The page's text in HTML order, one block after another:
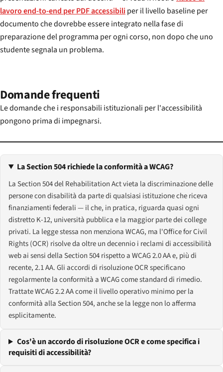
lavoro end-to-end per PDF accessibiliper il livello baseline per
documento che dovrebbe essere integrato nella fase di
preparazione del programma per ogni corso, non dopo che uno
studente segnala un problema.
Domande frequenti
Le domande che i responsabili istituzionali per l'accessibilità
pongono prima di impegnarsi.
La Section 504 richiede la conformità a WCAG?
La Section 504 del Rehabilitation Act vieta la discriminazione delle
persone con disabilità da parte di qualsiasi istituzione che riceva
finanziamenti federali — il che, in pratica, riguarda quasi ogni
distretto K-12, università pubblica e la maggior parte dei college
privati. La legge stessa non menziona WCAG, ma l'Office for Civil
Rights (OCR) risolve da oltre un decennio i reclami di accessibilità
web ai sensi della Section 504 rispetto a WCAG 2.0 AA e, più di
recente, 2.1 AA. Gli accordi di risoluzione OCR specificano
regolarmente la conformità a WCAG come standard di rimedio.
Trattate WCAG 2.2 AA come il livello operativo minimo per la
conformità alla Section 504, anche se la legge non lo afferma
esplicitamente.
Cos'è un accordo di risoluzione OCR e come specifica i
requisiti di accessibilità?